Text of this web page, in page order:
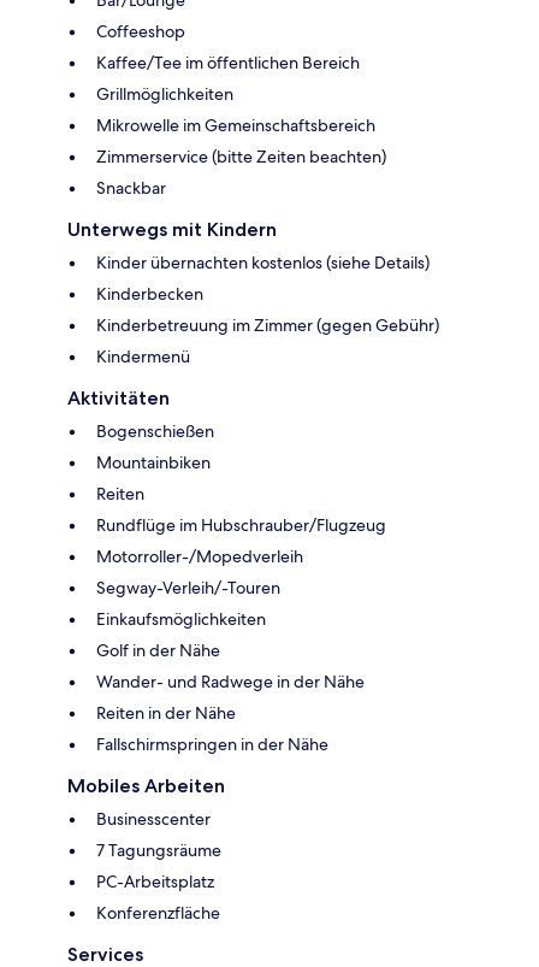
Coffeeshop
Kaffee/Tee im öffentlichen Bereich
Grillmöglichkeiten
Mikrowelle im Gemeinschaftsbereich
Zimmerservice (bitte Zeiten beachten)
Snackbar
Unterwegs mit Kindern
Kinder übernachten kostenlos (siehe Details)
Kinderbecken
Kinderbetreuung im Zimmer (gegen Gebühr)
Kindermenü
Aktivitäten
Bogenschießen
Mountainbiken
Reiten
Rundflüge im Hubschrauber/Flugzeug
Motorroller-/Mopedverleih
Segway-Verleih/-Touren
Einkaufsmöglichkeiten
Golf in der Nähe
Wander- und Radwege in der Nähe
Reiten in der Nähe
Fallschirmspringen in der Nähe
Mobiles Arbeiten
Businesscenter
7 Tagungsräume
PC-Arbeitsplatz
Konferenzfläche
Services